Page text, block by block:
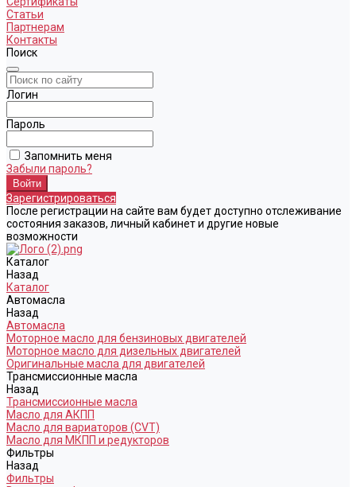
Статьи
Партнерам
Контакты
Поиск
Логин
Пароль
Запомнить меня
Забыли пароль?
Зарегистрироваться
После регистрации на сайте вам будет доступно отслеживание
состояния заказов, личный кабинет и другие новые
возможности
Каталог
Назад
Каталог
Автомасла
Назад
Автомасла
Моторное масло для бензиновых двигателей
Моторное масло для дизельных двигателей
Оригинальные масла для двигателей
Трансмиссионные масла
Назад
Трансмиссионные масла
Масло для АКПП
Масло для вариаторов (CVT)
Масло для МКПП и редукторов
Фильтры
Назад
Фильтры